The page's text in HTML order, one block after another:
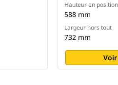
Hauteur en
588 mm
Largeur hors tout
732 mm